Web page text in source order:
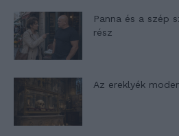
Panna és a szép
rész
Az ereklyék